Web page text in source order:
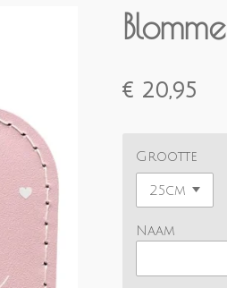
€ 20,95
Grootte
Naam